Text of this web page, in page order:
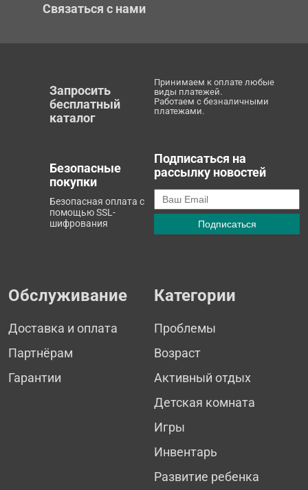
Связаться с нами
Запросить
бесплатный
каталог
Принимаем к оплате любые
виды платежей.
Работаем с безналичными
платежами.
Безопасные
покупки
Безопасная оплата с
помощью SSL-
шифрования
Подписаться на
рассылку новостей
Обслуживание
Доставка и оплата
Партнёрам
Гарантии
Категории
Проблемы
Возраст
Активный отдых
Детская комната
Игры
Инвентарь
Развитие ребенка